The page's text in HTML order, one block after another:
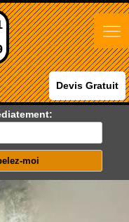
Devis Gratuit